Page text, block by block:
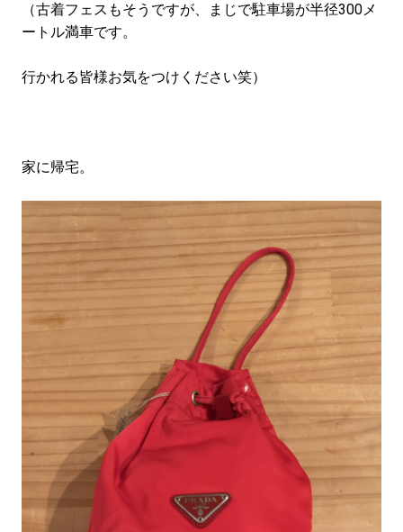
（古着フェスもそうですが、まじで駐車場が半径300メ
ートル満車です。
行かれる皆様お気をつけください笑）
家に帰宅。